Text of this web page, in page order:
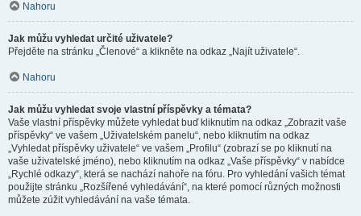
Nahoru
Jak můžu vyhledat určité uživatele?
Přejděte na stránku „Členové“ a klikněte na odkaz „Najít uživatele“.
Nahoru
Jak můžu vyhledat svoje vlastní příspěvky a témata?
Vaše vlastní příspěvky můžete vyhledat buď kliknutím na odkaz „Zobrazit vaše
příspěvky“ ve vašem „Uživatelském panelu“, nebo kliknutím na odkaz
„Vyhledat příspěvky uživatele“ ve vašem „Profilu“ (zobrazí se po kliknutí na
vaše uživatelské jméno), nebo kliknutím na odkaz „Vaše příspěvky“ v nabídce
„Rychlé odkazy“, která se nachází nahoře na fóru. Pro vyhledání vašich témat
použijte stránku „Rozšířené vyhledávání“, na které pomocí různých možnosti
můžete zúžit vyhledávání na vaše témata.